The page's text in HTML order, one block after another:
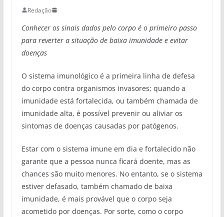
Redação
Conhecer os sinais dados pelo corpo é o primeiro passo
para reverter a situação de baixa imunidade e evitar
doenças
O sistema imunológico é a primeira linha de defesa
do corpo contra organismos invasores; quando a
imunidade está fortalecida, ou também chamada de
imunidade alta, é possível prevenir ou aliviar os
sintomas de doenças causadas por patógenos.
Estar com o sistema imune em dia e fortalecido não
garante que a pessoa nunca ficará doente, mas as
chances são muito menores. No entanto, se o sistema
estiver defasado, também chamado de baixa
imunidade, é mais provável que o corpo seja
acometido por doenças. Por sorte, como o corpo